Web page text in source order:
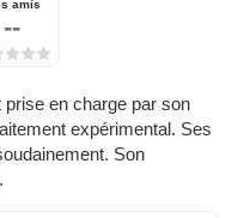
amis
--
en charge par son
expérimental. Ses
Son